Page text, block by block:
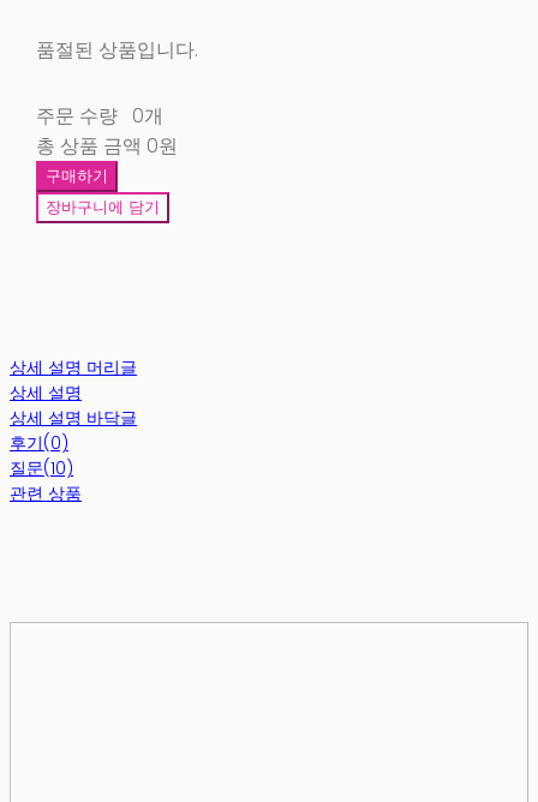
품절된 상품입니다.
주문 수량 0개
총 상품 금액 0원
구매하기
장바구니에 담기
상세 설명 머리글
상세 설명
상세 설명 바닥글
후기(0)
질문(10)
관련 상품